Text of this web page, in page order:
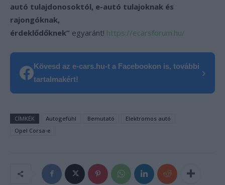
autó tulajdonosoktól, e-autó tulajoknak és
rajongóknak,
érdeklődőknek” egyaránt! https://ecarsforum.hu/
Kövesd az e-cars.hu-t a Facebookon is, további
tartalmakért!
›
CÍMKÉK Autogefühl Bemutató
Elektromos autó
Opel Corsa-e